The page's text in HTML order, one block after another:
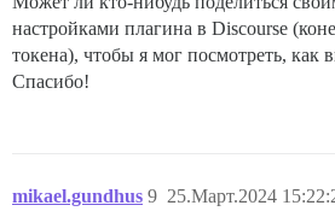
настройками плагина в Discourse
токена), чтобы я мог посмотреть, как
Спасибо!
mikael.gundhus 25.Март.2024
9